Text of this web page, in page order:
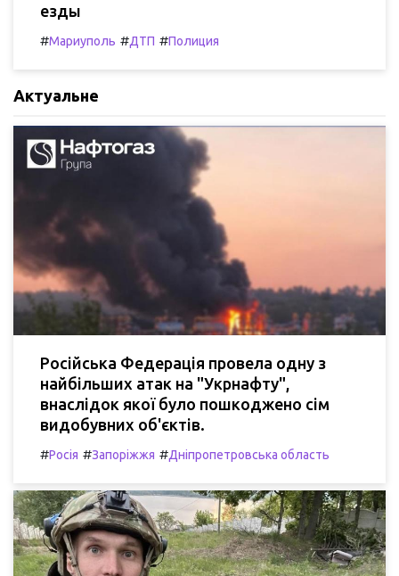
езды
#Мариуполь #ДТП #Полиция
Актуальне
Російська Федерація провела одну з
найбільших атак на "Укрнафту",
внаслідок якої було пошкоджено сім
видобувних об'єктів.
#Росія #Запоріжжя #Дніпропетровська область